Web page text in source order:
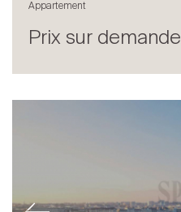
Appartement
Prix sur demande